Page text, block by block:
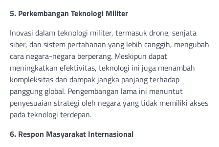
5. Perkembangan Teknologi Militer
Inovasi dalam teknologi militer, termasuk drone, senjata
siber, dan sistem pertahanan yang lebih canggih, mengubah
cara negara-negara berperang. Meskipun dapat
meningkatkan efektivitas, teknologi ini juga menambah
kompleksitas dan dampak jangka panjang terhadap
panggung global. Pengembangan lama ini menuntut
penyesuaian strategi oleh negara yang tidak memiliki akses
pada teknologi terdepan.
6. Respon Masyarakat Internasional